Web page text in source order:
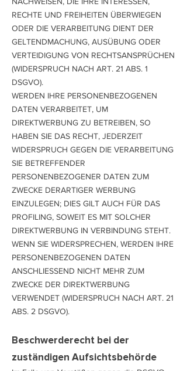
RECHTE UND FREIHEITEN ÜBERWIEGEN
ODER DIE VERARBEITUNG DIENT DER
GELTENDMACHUNG, AUSÜBUNG ODER
VERTEIDIGUNG VON RECHTSANSPRÜCHEN
(WIDERSPRUCH NACH ART. 21 ABS. 1
DSGVO).
WERDEN IHRE PERSONENBEZOGENEN
DATEN VERARBEITET, UM
DIREKTWERBUNG ZU BETREIBEN, SO
HABEN SIE DAS RECHT, JEDERZEIT
WIDERSPRUCH GEGEN DIE VERARBEITUNG
SIE BETREFFENDER
PERSONENBEZOGENER DATEN ZUM
ZWECKE DERARTIGER WERBUNG
EINZULEGEN; DIES GILT AUCH FÜR DAS
PROFILING, SOWEIT ES MIT SOLCHER
DIREKTWERBUNG IN VERBINDUNG STEHT.
WENN SIE WIDERSPRECHEN, WERDEN IHRE
PERSONENBEZOGENEN DATEN
ANSCHLIESSEND NICHT MEHR ZUM
ZWECKE DER DIREKTWERBUNG
VERWENDET (WIDERSPRUCH NACH ART. 21
ABS. 2 DSGVO).
Beschwerde­recht bei der
zuständigen Aufsichts­behörde